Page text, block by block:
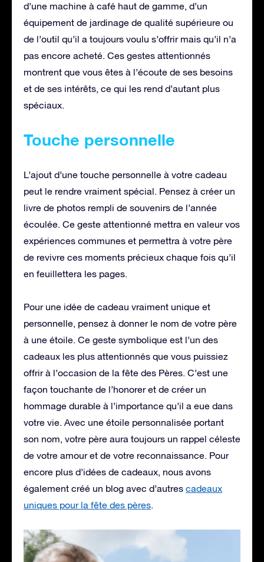
d’une machine à café haut de gamme, d’un
équipement de jardinage de qualité supérieure ou
de l’outil qu’il a toujours voulu s’offrir mais qu’il n’a
pas encore acheté. Ces gestes attentionnés
montrent que vous êtes à l’écoute de ses besoins
et de ses intérêts, ce qui les rend d’autant plus
spéciaux.
Touche personnelle
L’ajout d’une touche personnelle à votre cadeau
peut le rendre vraiment spécial. Pensez à créer un
livre de photos rempli de souvenirs de l’année
écoulée. Ce geste attentionné mettra en valeur vos
expériences communes et permettra à votre père
de revivre ces moments précieux chaque fois qu’il
en feuillettera les pages.
Pour une idée de cadeau vraiment unique et
personnelle, pensez à donner le nom de votre père
à une étoile. Ce geste symbolique est l’un des
cadeaux les plus attentionnés que vous puissiez
offrir à l’occasion de la fête des Pères. C’est une
façon touchante de l’honorer et de créer un
hommage durable à l’importance qu’il a eue dans
votre vie. Avec une étoile personnalisée portant
son nom, votre père aura toujours un rappel céleste
de votre amour et de votre reconnaissance. Pour
encore plus d’idées de cadeaux, nous avons
également créé un blog avec d’autres cadeaux
uniques pour la fête des pères.